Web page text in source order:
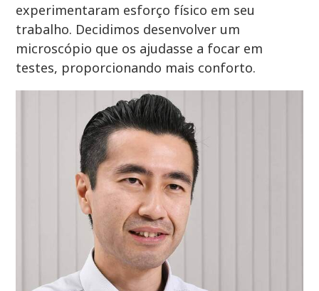
experimentaram esforço físico em seu
trabalho. Decidimos desenvolver um
microscópio que os ajudasse a focar em
testes, proporcionando mais conforto.